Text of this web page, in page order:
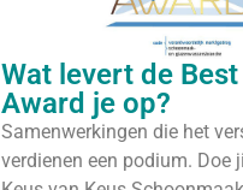
Wat levert de
Award je op?
Samenwerkingen die het
verdienen een podium. Doe